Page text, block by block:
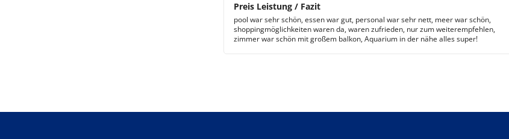
Preis Leistung / Fazit
pool war sehr schön, essen war gut, personal war sehr nett, meer war schön,
shoppingmöglichkeiten waren da, waren zufrieden, nur zum weiterempfehlen,
zimmer war schön mit großem balkon, Aquarium in der nähe alles super!